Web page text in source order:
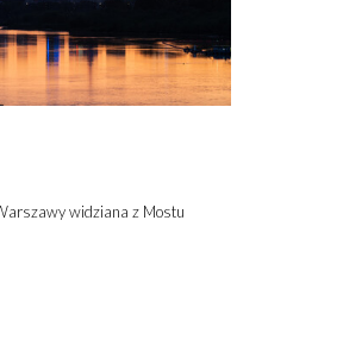
widziana z Mostu Siekierowskiego